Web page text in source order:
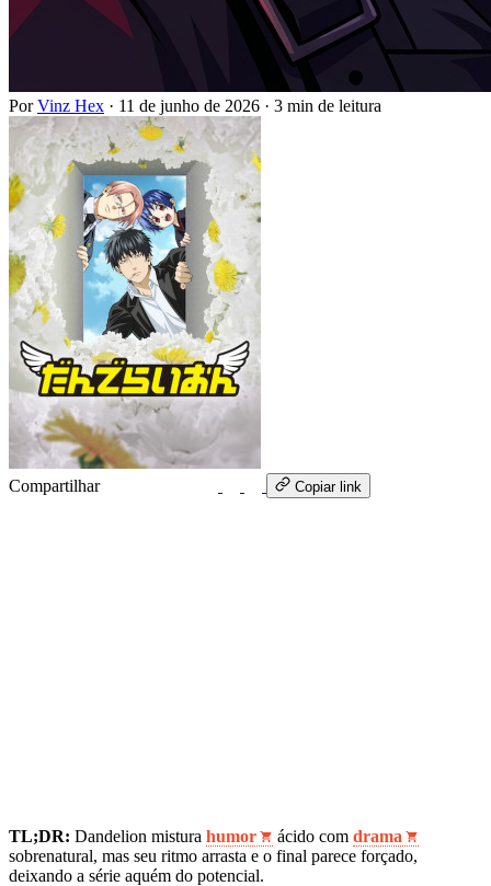
PorVinz Hex · 11 de junho de 2026 · 3 min de leitura
Compartilhar Copiar link
TL;DR: Dandelion mistura humor ácido com drama
sobrenatural, mas seu ritmo arrasta e o final parece forçado,
deixando a série aquém do potencial.